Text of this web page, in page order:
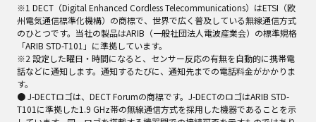
※1 DECT（Digital Enhanced Cordless Telecommunications）はETSI（欧
州電気通信標準化機構）の商標で、世界で広く普及している無線通信方式
のひとつです。当社の製品はARIB（一般社団法人電波産業会）の標準規格
「ARIB STD-T101」に準拠しています。
※2 設定した曜日・時間になると、センサー反応の有無を自動的に携帯電
話などに通知します。通知するたびに、通知先までの電話料金がかかりま
す。
● J-DECTロゴは、DECT Forumの商標です。J-DECTのロゴはARIB STD-
T101に準拠した1.9 GHz帯の無線通信方式を採用した機器であることを示